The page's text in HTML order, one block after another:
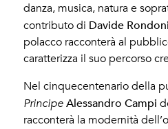
danza, musica, natura e
contributo di Davide Rondoni
polacco racconterà al
caratterizza il suo percorso
Nel cinquecentenario della
Principe Alessandro Campi
racconterà la modernità